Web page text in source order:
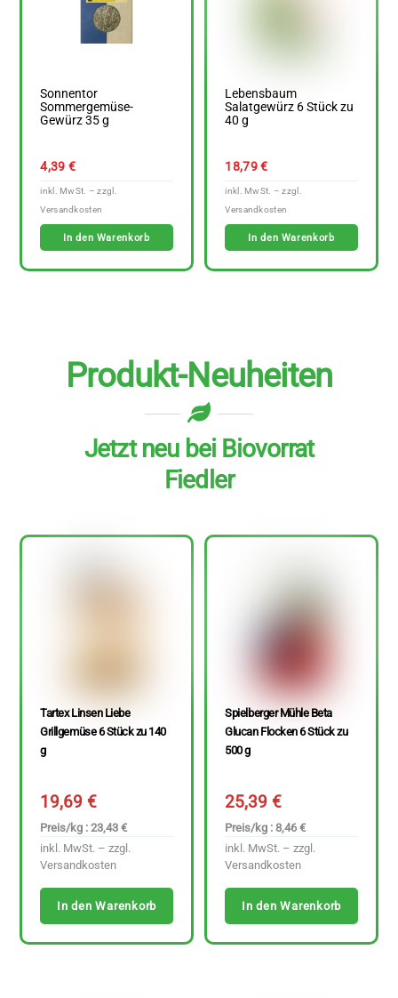
Sonnentor
Sommergemüse-
Gewürz 35 g
4,39 €
In den Warenkorb
Lebensbaum
Salatgewürz 6 Stück zu
40 g
18,79€
In den Warenkorb
Produkt-Neuheiten
Jetzt neu bei Biovorrat
Fiedler
Tartex Linsen Liebe
Grillgemüse 6 Stück zu 140
g
19,69€
Preis/kg : 23,43 €
inkl. MwSt. – zzgl.
Versandkosten
In den Warenkorb
Spielberger Mühle Beta
Glucan Flocken 6 Stück zu
500 g
25,39€
Preis/kg : 8,46 €
inkl. MwSt. – zzgl.
Versandkosten
In den Warenkorb